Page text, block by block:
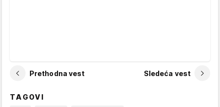
Prethodna vest Sledeća vest
TAGOVI